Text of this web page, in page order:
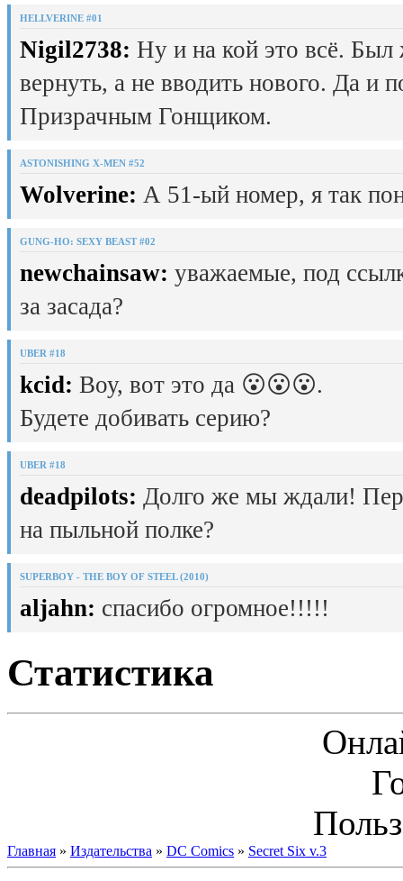
HELLVERINE #01
Nigil2738: Ну и на кой это всё.
вернуть, а не вводить нового. Да и
Призрачным Гонщиком.
ASTONISHING X-MEN #52
Wolverine: А 51-ый номер, я так
GUNG-HO: SEXY BEAST #02
newchainsaw: уважаемые, под
за засада?
UBER #18
kcid: Воу, вот это да 😮😮😮.
Будете добивать серию?
UBER #18
deadpilots: Долго же мы ждали!
на пыльной полке?
SUPERBOY - THE BOY OF STEEL (2010)
aljahn: спасибо огромное!!!!!
Статистика
Главная » Издательства » DC Comics » Secret Six v.3